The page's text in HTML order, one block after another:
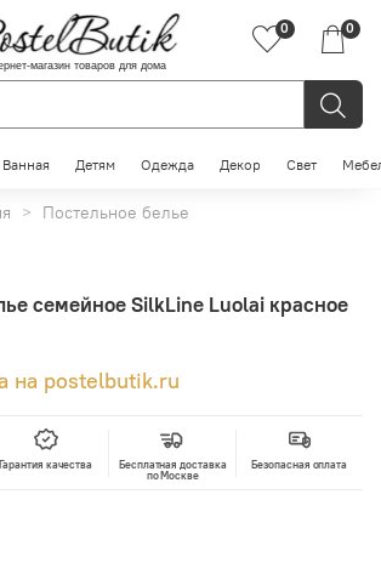
магазин товаров для дома
0 0
Ванная Детям Одежда Декор Свет
Постельное белье
семейное SilkLine Luolai красное
на postelbutik.ru
Гарантия качества
Бесплатная доставка
по Москве
Безопасная оплата